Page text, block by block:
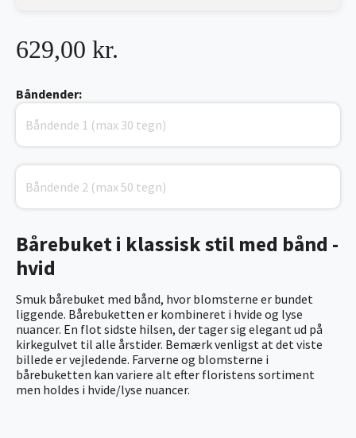
Bårebuket i klassisk stil med bånd -
hvid
Smuk bårebuket med bånd, hvor blomsterne er bundet
liggende. Bårebuketten er kombineret i hvide og lyse
nuancer. En flot sidste hilsen, der tager sig elegant ud på
kirkegulvet til alle årstider. Bemærk venligst at det viste
billede er vejledende. Farverne og blomsterne i
bårebuketten kan variere alt efter floristens sortiment
men holdes i hvide/lyse nuancer.
629,00 kr.
Båndender: